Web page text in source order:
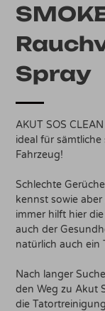
Spray
AKUT SOS
ideal für sämtliche
Fahrzeug!
Schlechte
kennst sowie
immer hilft hier
auch der
natürlich auch ein
Nach langer
den Weg zu Akut
die